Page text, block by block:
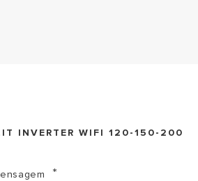
INVERTER WIFI 120-150-200